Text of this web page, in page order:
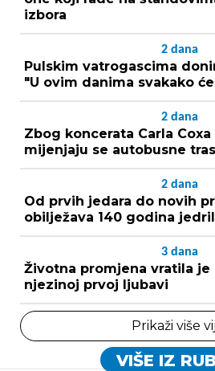
izbora
2 dana
Pulskim vatrogascima
"U ovim danima svakako
2 dana
Zbog koncerata Carla
mijenjaju se autobusne
2 dana
Od prvih jedara do novih
obilježava 140 godina
3 dana
Životna promjena vratila je
njezinoj prvoj ljubavi
Prikaži više
VIŠE IZ